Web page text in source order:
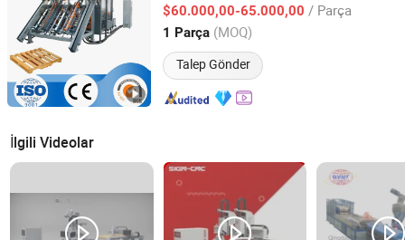
$60.000,00-65.000,00 / Parça
1 Parça (MOQ)
Talep Gönder
Shandong, China Fiyat 2016
İlgili Videolar